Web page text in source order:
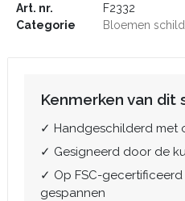
Art. nr.
F2332
Categorie
Bloemen
Kenmerken van dit
✓ Handgeschilderd met
✓ Gesigneerd door de
✓ Op FSC-
gespannen